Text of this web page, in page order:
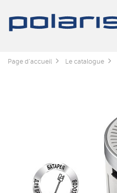
Page d'accueil Le catalogue